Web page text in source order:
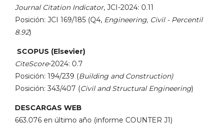
Journal Citation Indicator, JCI-2024: 0.11
Posición: JCI 169/185 (Q4, Engineering, Civil - Percentil
8.92)
SCOPUS (Elsevier)
CiteScore-2024: 0.7
Posición: 194/239 (Building and Construction)
Posición: 343/407 (Civil and Structural Engineering)
DESCARGAS WEB
663.076 en último año (informe COUNTER J1)